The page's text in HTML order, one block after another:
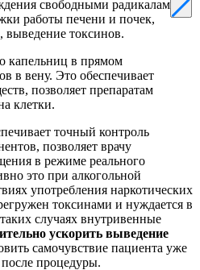
свободными радикалами,
работы печени и почек,
токсинов.
капельниц в прямом
в вену. Это обеспечивает
позволяет препаратам
клетки.
точный контроль
позволяет врачу
в режиме реального
это при алкогольной
употребления наркотических
токсинами и нуждается в
случаях внутривенные
ускорить выведение
самочувствие пациента уже
после процедуры.